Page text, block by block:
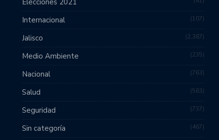
Internacional 107
Jalisco 2,387
Medio Ambiente 235
Nacional 763
Salud 583
Seguridad 737
Sin categoría 467